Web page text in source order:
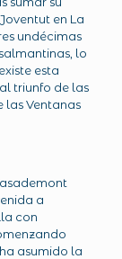
en La
undécimas
lo
esta
triunfo de las
las Ventanas
a
con
asumido la